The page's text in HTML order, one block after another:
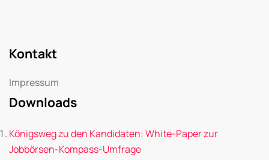
Kontakt
Impressum
Downloads
Königsweg zu den Kandidaten: White-Paper zur
Jobbörsen-Kompass-Umfrage